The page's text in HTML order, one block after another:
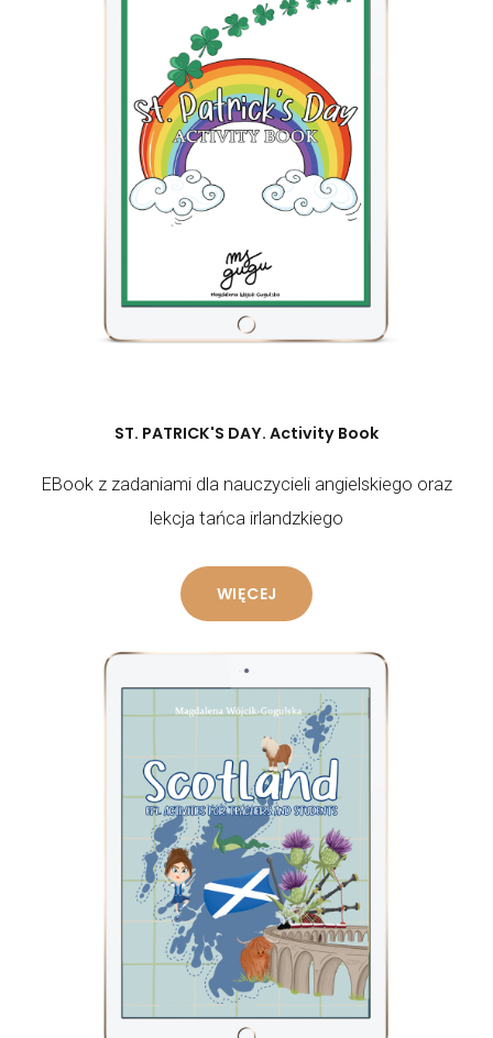
ST. PATRICK'S DAY. Activity Book
EBook z zadaniami dla nauczycieli angielskiego oraz
lekcja tańca irlandzkiego
WIĘCEJ